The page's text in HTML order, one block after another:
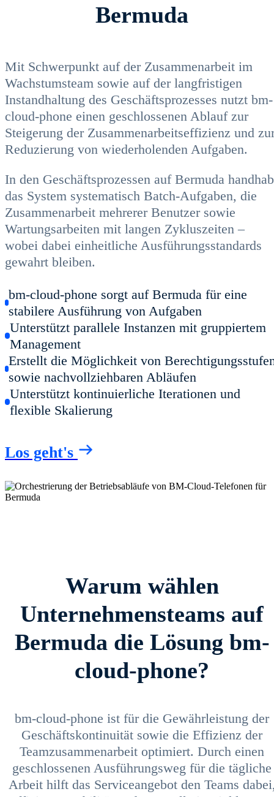
Bermuda
Mit Schwerpunkt auf der Zusammenarbeit im
Wachstumsteam sowie auf der langfristigen
Instandhaltung des Geschäftsprozesses nutzt bm-
cloud-phone einen geschlossenen Ablauf zur
Steigerung der Zusammenarbeitseffizienz und
Reduzierung von wiederholenden Aufgaben.
In den Geschäftsprozessen auf Bermuda
das System systematisch Batch-Aufgaben, die
Zusammenarbeit mehrerer Benutzer sowie
Wartungsarbeiten mit langen Zykluszeiten –
wobei dabei einheitliche Ausführungsstandards
gewahrt bleiben.
bm-cloud-phone sorgt auf Bermuda für eine
stabilere Ausführung von Aufgaben
Unterstützt parallele Instanzen mit gruppiertem
Management
Erstellt die Möglichkeit von
sowie nachvollziehbaren Abläufen
Unterstützt kontinuierliche Iterationen und
flexible Skalierung
Los geht's
Warum wählen
Unternehmensteams auf
Bermuda die Lösung bm-
cloud-phone?
bm-cloud-phone ist für die Gewährleistung der
Geschäftskontinuität sowie die Effizienz der
Teamzusammenarbeit optimiert. Durch einen
geschlossenen Ausführungsweg für die tägliche
Arbeit hilft das Serviceangebot den Teams